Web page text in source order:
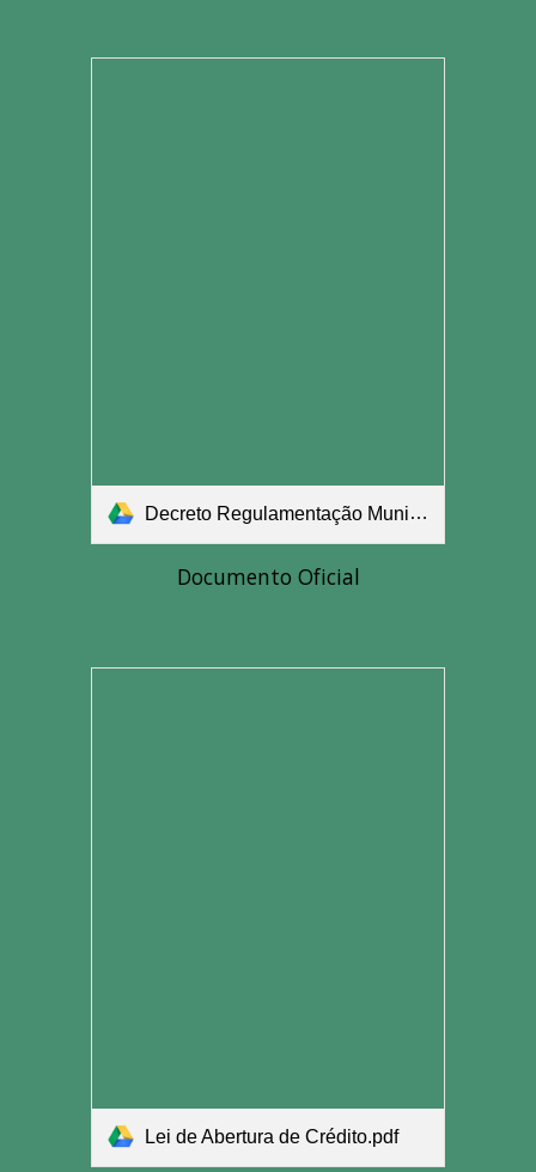
Decreto Regulamentação Municipal.pdf
Documento Oficial
Lei de Abertura de Crédito.pdf